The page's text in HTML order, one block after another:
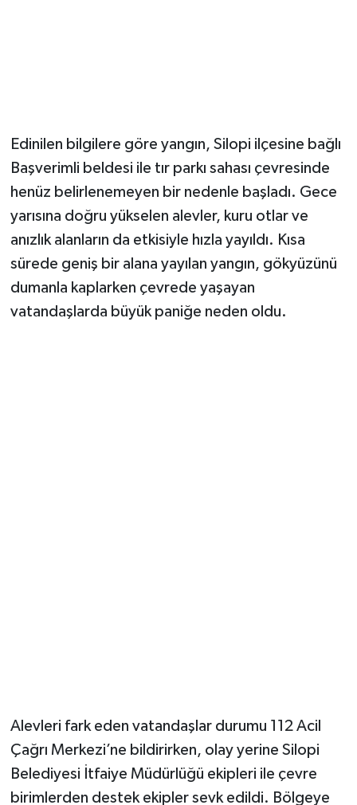
Edinilen bilgilere göre yangın, Silopi ilçesine bağlı
Başverimli beldesi ile tır parkı sahası çevresinde
henüz belirlenemeyen bir nedenle başladı. Gece
yarısına doğru yükselen alevler, kuru otlar ve
anızlık alanların da etkisiyle hızla yayıldı. Kısa
sürede geniş bir alana yayılan yangın, gökyüzünü
dumanla kaplarken çevrede yaşayan
vatandaşlarda büyük paniğe neden oldu.
Alevleri fark eden vatandaşlar durumu 112 Acil
Çağrı Merkezi’ne bildirirken, olay yerine Silopi
Belediyesi İtfaiye Müdürlüğü ekipleri ile çevre
birimlerden destek ekipler sevk edildi. Bölgeye